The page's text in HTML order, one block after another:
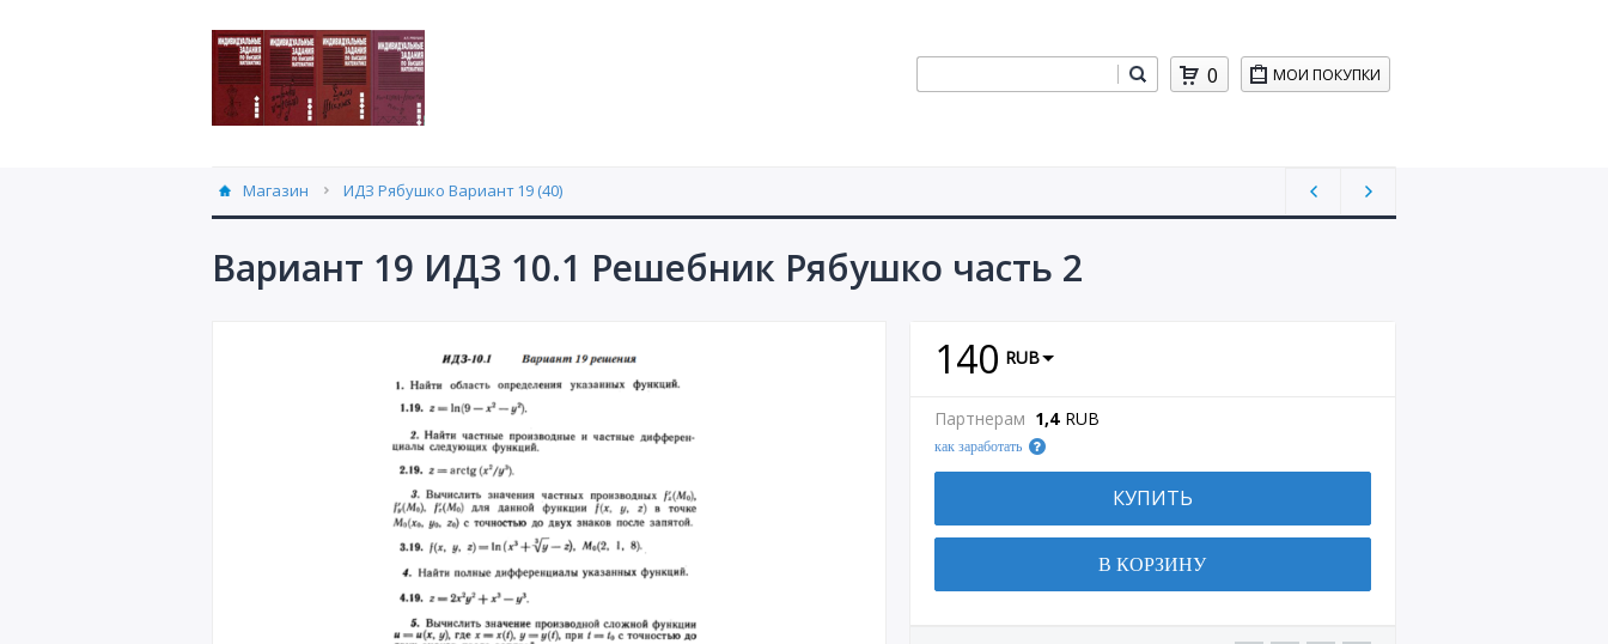
МОИ ПОКУПКИ
0
Магазин ИДЗ Рябушко Вариант 19 (40)
Вариант 19 ИДЗ 10.1 Решебник Рябушко часть 2
140 RUB
Партнерам 1,4 RUB
как заработать
КУПИТЬ
В КОРЗИНУ